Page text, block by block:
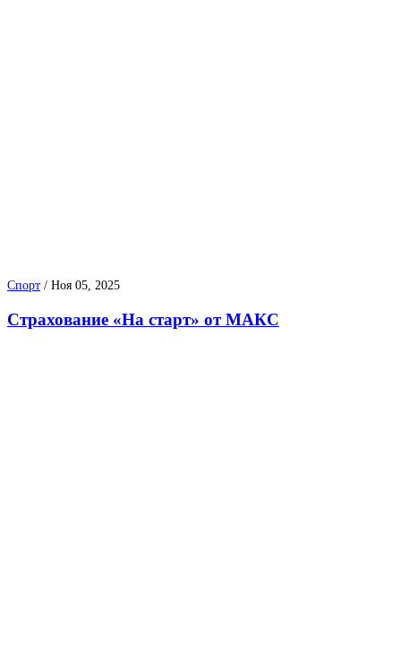
Спорт / Ноя 05, 2025
Страхование «На старт» от МАКС